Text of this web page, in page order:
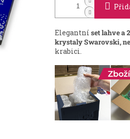
Elegantníset lahve a
krystaly Swarovski,
krabici.